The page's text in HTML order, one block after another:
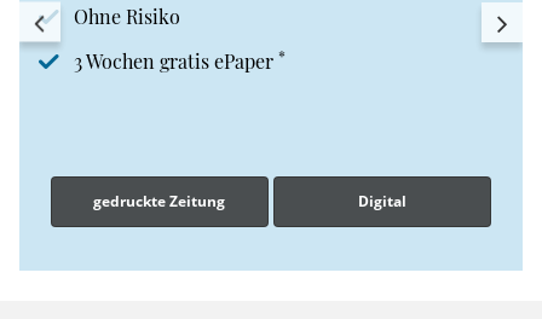
Ohne Risiko
3 Wochen gratis ePaper *
gedruckte Zeitung Digital